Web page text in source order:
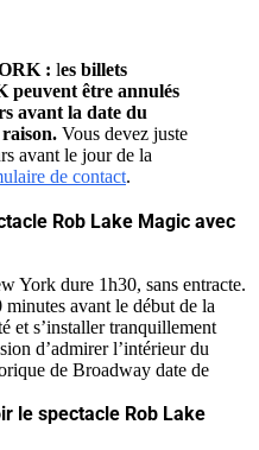
: les billets
peuvent être annulés
avant la date du
raison. Vous devez juste
avant le jour de la
de contact.
Rob Lake Magic avec
York dure 1h30, sans entracte.
avant le début de la
et s’installer tranquillement
d’admirer l’intérieur du
de Broadway date de
le spectacle Rob Lake